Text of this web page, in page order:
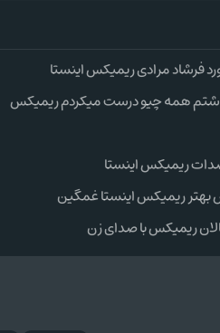
فرشاد مرادی ریمیکس اینستا
همه چیو درست میکردم ریمیکس
ریمیکس اینستا
بهتر ریمیکس اینستا غمگین
ریمیکس با صدای زن